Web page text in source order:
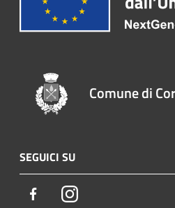
Comune di
SEGUICI SU
FacebookInstagram